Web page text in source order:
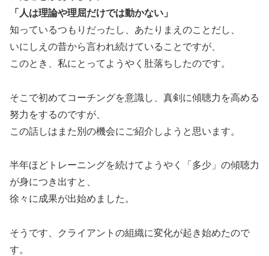
「人は理論や理屈だけでは動かない」
知っているつもりだったし、あたりまえのことだし、
いにしえの昔から言われ続けていることですが、
このとき、私にとってようやく肚落ちしたのです。
そこで初めてコーチングを意識し、真剣に傾聴力を高める
努力をするのですが、
この話しはまた別の機会にご紹介しようと思います。
半年ほどトレーニングを続けてようやく「多少」の傾聴力
が身につき出すと、
徐々に成果が出始めました。
そうです、クライアントの組織に変化が起き始めたので
す。